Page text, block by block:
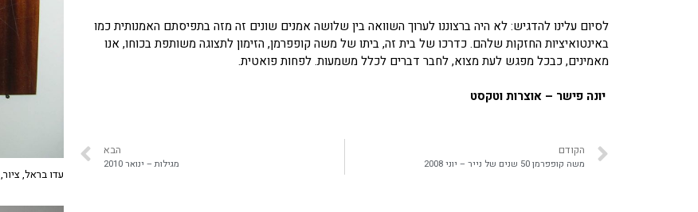
לסיום עלינו להדגיש: לא היה ברצוננו לערוך השוואה בין שלושה אמנים שונים זה מזה בתפיסתם האמנותית כמו
באינטואיציות החזקות שלהם. כדרכו של בית זה, ביתו של משה קופפרמן, הזימון לתצוגה משותפת בכוחו, אנו
מאמינים, כבכל מפגש לעת מצוא, לחבר דברים לכלל משמעות. לפחות פואטית.
יונה פישר – אוצרות וטקסט
הקודם
משה קופפרמן 50 שנים של נייר – יוני 2008
הבא
מגילות – ינואר 2010‎
עדו בראל, ציור, 2009